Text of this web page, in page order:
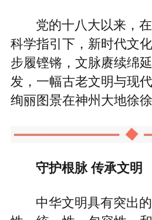
党的十八大以来，
科学指引下，新时代文
步履铿锵，文脉赓续绵
发，一幅古老文明与现
绚丽图景在神州大地徐徐
守护根脉 传承文明
中华文明具有突出